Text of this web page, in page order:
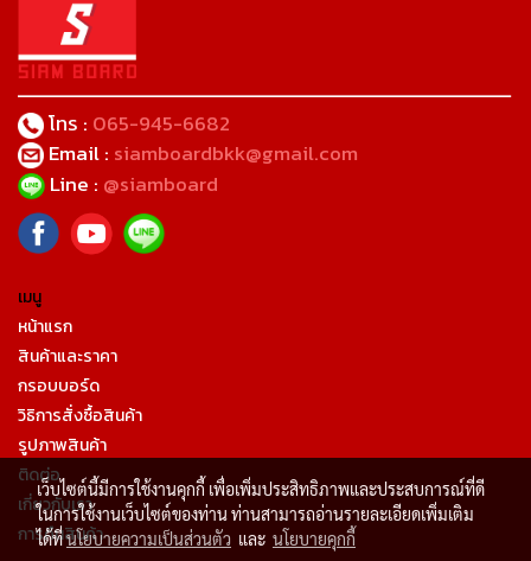
โทร : 065-945-6682
Email : siamboardbkk@gmail.com
Line : @siamboard
เมนู
หน้าแรก
สินค้าและราคา
กรอบบอร์ด
วิธิการสั่งซื้อสินค้า
รูปภาพสินค้า
ติดต่อ
เกี่ยวกับเรา
การคืนสินค้า
เว็บไซต์นี้มีการใช้งานคุกกี้ เพื่อเพิ่มประสิทธิภาพและประสบการณ์ที่ดี
ในการใช้งานเว็บไซต์ของท่าน ท่านสามารถอ่านรายละเอียดเพิ่มเติม
ได้ที่นโยบายความเป็นส่วนตัว และ นโยบายคุกกี้